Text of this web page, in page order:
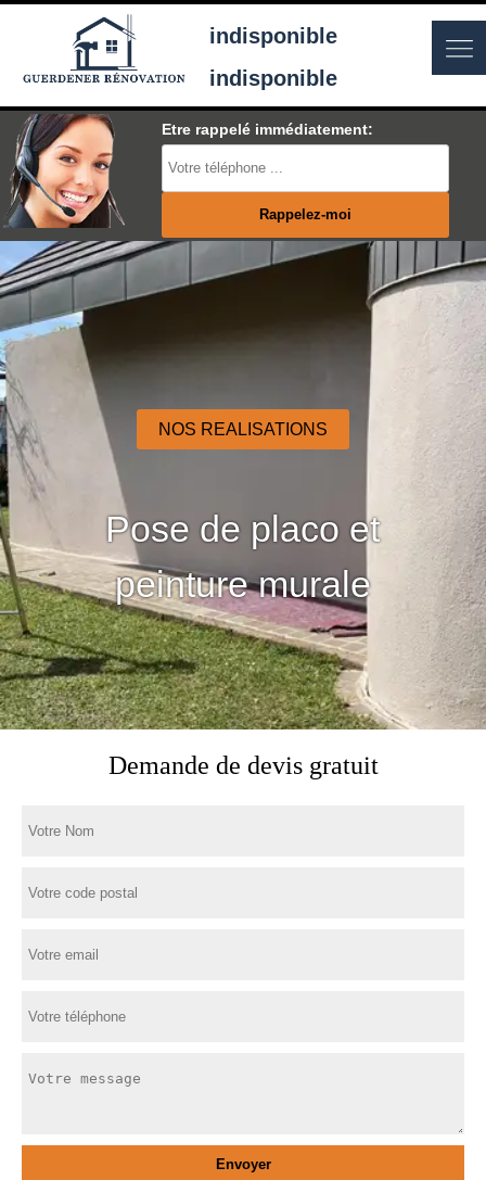
indisponible
indisponible
Etre rappelé immédiatement:
NOS REALISATIONS
Pose de placo et
peinture murale
Demande de devis gratuit